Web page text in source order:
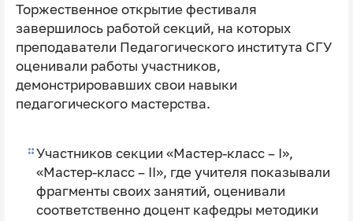
Торжественное открытие фестиваля
завершилось работой секций, на которых
преподаватели Педагогического института СГУ
оценивали работы участников,
демонстрировавших свои навыки
педагогического мастерства.
Участников секции «Мастер-класс – I»,
«Мастер-класс – II», где учителя показывали
фрагменты своих занятий, оценивали
соответственно доцент кафедры методики